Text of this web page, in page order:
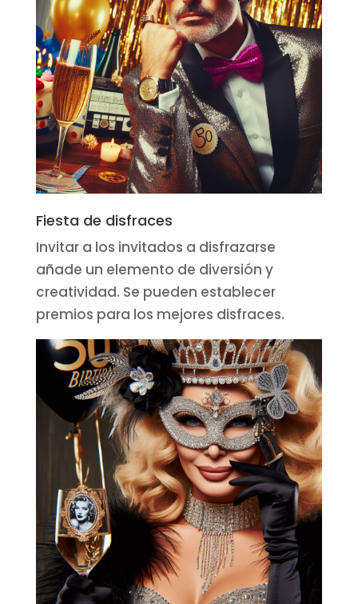
Fiesta de disfraces
Invitar a los invitados a disfrazarse
añade un elemento de diversión y
creatividad. Se pueden establecer
premios para los mejores disfraces.